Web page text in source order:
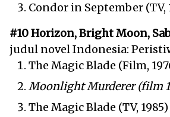
Condor in September (TV,
#10 Horizon, Bright Moon,
judul novel Indonesia:
The Magic Blade (Film,
Moonlight Murderer (film
The Magic Blade (TV, 1985)